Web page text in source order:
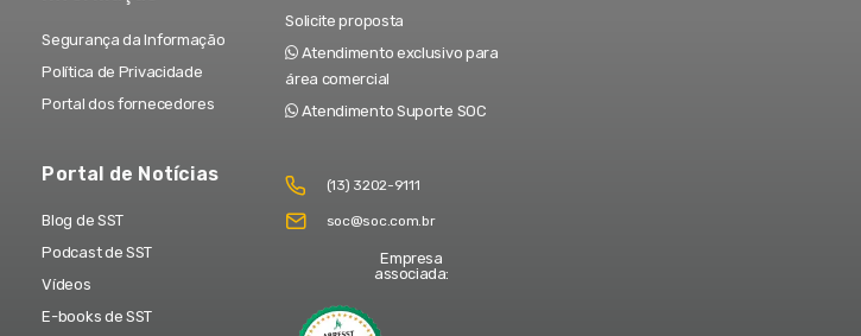
Segurança da Informação
Política de Privacidade
Portal dos fornecedores
Portal de Notícias
Blog de SST
Podcast de SST
Vídeos
E-books de SST
Solicite proposta
Atendimento exclusivo para
área comercial
Atendimento Suporte SOC
(13) 3202-9111
soc@soc.com.br
Empresa
associada: